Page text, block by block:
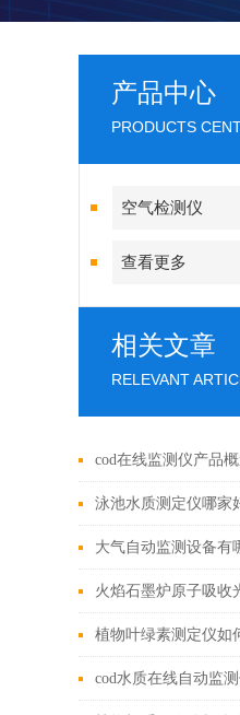
产品中心
PRODUCTS
空气检测仪
查看更多
相关文章
RELEVANT
cod在线监测仪产品
泳池水质测定仪哪家
大气自动监测设备有
植物叶绿素测定仪如